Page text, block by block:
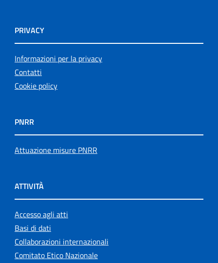
PRIVACY
Informazioni per la privacy
Contatti
Cookie policy
PNRR
Attuazione misure PNRR
ATTIVITÀ
Accesso agli atti
Basi di dati
Collaborazioni internazionali
Comitato Etico Nazionale